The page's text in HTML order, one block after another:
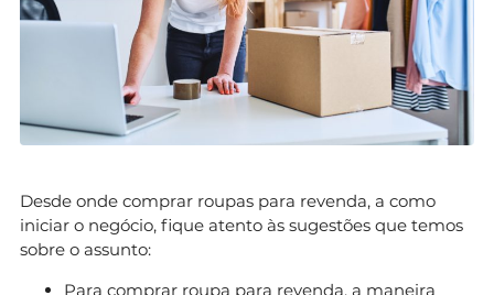
Desde onde comprar roupas para revenda, a como
iniciar o negócio, fique atento às sugestões que temos
sobre o assunto:
Para comprar roupa para revenda, a maneira